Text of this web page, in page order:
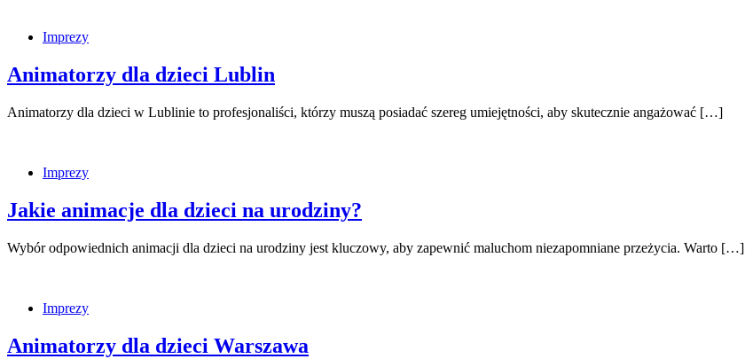
Imprezy
Animatorzy dla dzieci Lublin
Animatorzy dla dzieci w Lublinie to profesjonaliści, którzy muszą posiadać szereg umiejętności, aby skutecznie angażować […]
Imprezy
Jakie animacje dla dzieci na urodziny?
Wybór odpowiednich animacji dla dzieci na urodziny jest kluczowy, aby zapewnić maluchom niezapomniane przeżycia. Warto […]
Imprezy
Animatorzy dla dzieci Warszawa